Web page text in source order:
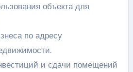
объекта для
по адресу
и сдачи помещений